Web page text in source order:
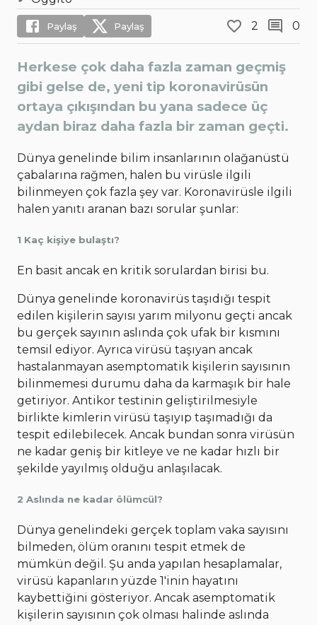
Paylaş Paylaş 2 0
Herkese çok daha fazla zaman geçmiş
gibi gelse de, yeni tip koronavirüsün
ortaya çıkışından bu yana sadece üç
aydan biraz daha fazla bir zaman geçti.
Dünya genelinde bilim insanlarının olağanüstü
çabalarına rağmen, halen bu virüsle ilgili
bilinmeyen çok fazla şey var. Koronavirüsle ilgili
halen yanıtı aranan bazı sorular şunlar:
1 Kaç kişiye bulaştı?
En basit ancak en kritik sorulardan birisi bu.
Dünya genelinde koronavirüs taşıdığı tespit
edilen kişilerin sayısı yarım milyonu geçti ancak
bu gerçek sayının aslında çok ufak bir kısmını
temsil ediyor. Ayrıca virüsü taşıyan ancak
hastalanmayan asemptomatik kişilerin sayısının
bilinmemesi durumu daha da karmaşık bir hale
getiriyor. Antikor testinin geliştirilmesiyle
birlikte kimlerin virüsü taşıyıp taşımadığı da
tespit edilebilecek. Ancak bundan sonra virüsün
ne kadar geniş bir kitleye ve ne kadar hızlı bir
şekilde yayılmış olduğu anlaşılacak.
2 Aslında ne kadar ölümcül?
Dünya genelindeki gerçek toplam vaka sayısını
bilmeden, ölüm oranını tespit etmek de
mümkün değil. Şu anda yapılan hesaplamalar,
virüsü kapanların yüzde 1'inin hayatını
kaybettiğini gösteriyor. Ancak asemptomatik
kişilerin sayısının çok olması halinde aslında